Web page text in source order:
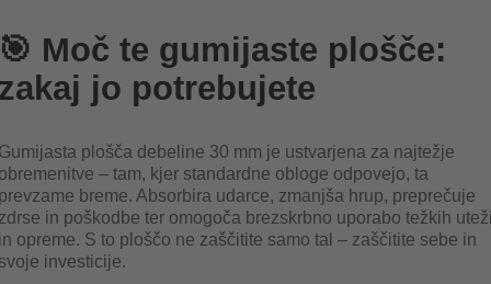
Moč te gumijaste plošče:
jo potrebujete
plošča debeline 30 mm je ustvarjena za najtežje
– tam, kjer standardne obloge odpovejo, ta
breme. Absorbira udarce, zmanjša hrup, preprečuje
in poškodbe ter omogoča brezskrbno uporabo težkih
opreme. S to ploščo ne zaščitite samo tal – zaščitite sebe in
investicije.